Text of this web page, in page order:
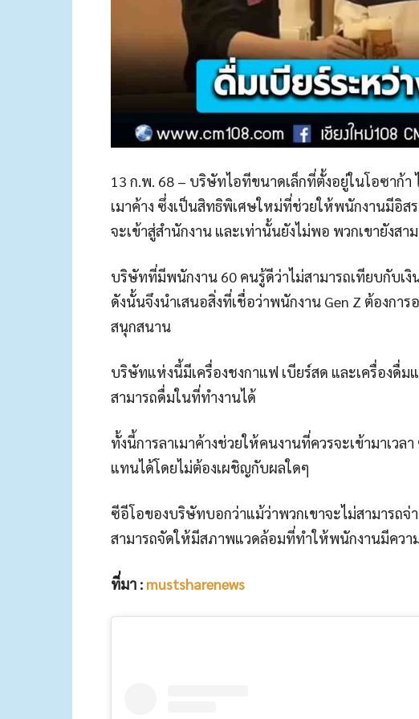
13 ก.พ. 68 – บริษัทไอทีขนาดเล็กที่ตั้งอยู่ในโอซาก้
เมาค้าง ซึ่งเป็นสิทธิพิเศษใหม่ที่ช่วยให้พนักงานมี
จะเข้าสู่สํานักงาน และเท่านั้นยังไม่พอ พวกเขายังสา
บริษัทที่มีพนักงาน 60 คนรู้ดีว่าไม่สามารถเทียบกับเ
ดังนั้นจึงนําเสนอสิ่งที่เชื่อว่าพนักงาน Gen Z ต้องกา
สนุกสนาน
บริษัทแห่งนี้มีเครื่องชงกาแฟ เบียร์สด และเครื่องดื่
สามารถดื่มในที่ทํางานได้
ทั้งนี้การลาเมาค้างช่วยให้คนงานที่ควรจะเข้ามาเวล
แทนได้โดยไม่ต้องเผชิญกับผลใดๆ
ซีอีโอของบริษัทบอกว่าแม้ว่าพวกเขาจะไม่สามารถจ่
สามารถจัดให้มีสภาพแวดล้อมที่ทำให้พนักงานมีควา
ที่มา : mustsharenews